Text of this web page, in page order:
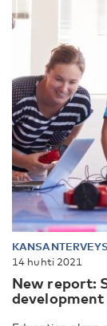
14 huhti 2021
New report: